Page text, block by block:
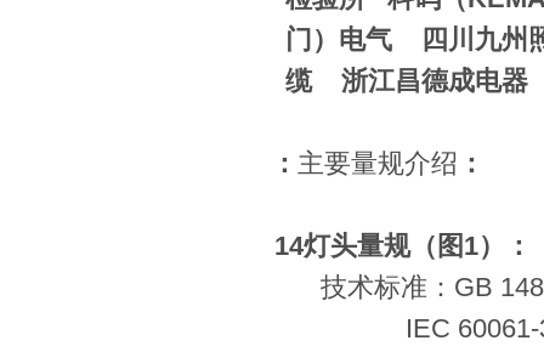
门）电气
四川九州
缆
浙江昌德成电器
： 主要量规介绍 ：
E14灯头量规（图1）：
技术标准： GB
IEC